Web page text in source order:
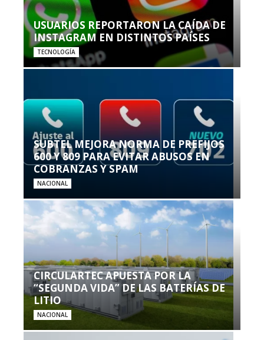
USUARIOS REPORTARON LA CAÍDA DE
INSTAGRAM EN DISTINTOS PAÍSES
TECNOLOGÍA
SUBTEL MEJORA NORMA DE PREFIJOS
600 Y 809 PARA EVITAR ABUSOS EN
COBRANZAS Y SPAM
NACIONAL
CIRCULARTEC APUESTA POR LA
“SEGUNDA VIDA” DE LAS BATERÍAS DE
LITIO
NACIONAL